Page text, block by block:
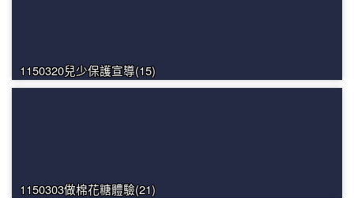
1150320兒少保護宣導(15)
1150303做棉花糖體驗(21)